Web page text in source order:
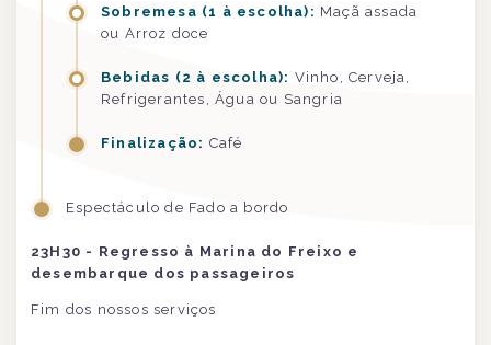
Sobremesa (1 à escolha): Maçã assada
ou Arroz doce
Bebidas (2 à escolha): Vinho, Cerveja,
Refrigerantes, Água ou Sangria
Finalização: Café
Espectáculo de Fado a bordo
23H30 - Regresso à Marina do Freixo e
desembarque dos passageiros
Fim dos nossos serviços